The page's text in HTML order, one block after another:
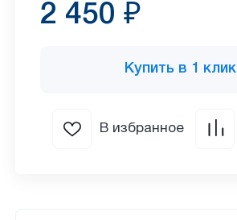
2 450 ₽
Купить в 1 клик
В избранное